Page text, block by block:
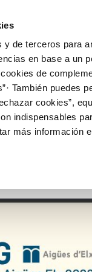
y de terceros para
en base a un
de
También
cookies”,
indispensables
más información
de titular
de subministrament
El Teu Servei
AL CLIENT
contacte
i afectacions
e impresos
la qualitat de l’aigua
consumidor
DE GESTIÓ I
MEDIDAS